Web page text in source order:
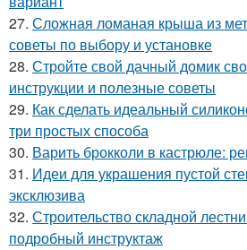
27. Сложная ломаная крыша из
советы по выбору и установке
28. Стройте свой дачный домик
инструкции и полезные советы
29. Как сделать идеальный
три простых способа
30. Варить брокколи в кастрюле:
31. Идеи для украшения пустой
эксклюзива
32. Строительство складной
подробный инструктаж